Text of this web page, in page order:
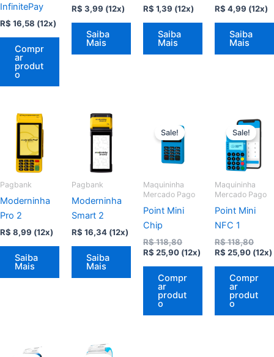
InfinitePay
R$ 16,58 (12x)
Compr
ar
produt
o
R$ 3,99 (12x)
Saiba
Mais
R$ 1,39 (12x)
Saiba
Mais
R$ 4,99 (12x)
Saiba
Mais
Pagbank
Moderninha
Pro 2
R$ 8,99 (12x)
Saiba
Mais
Pagbank
Moderninha
Smart 2
R$ 16,34 (12x)
Saiba
Mais
Sale!
Maquininha
Mercado Pago
Point Mini
Chip
R$118,80O
preço
R$ 118,80.
R$ 25,90O
é:
R$ 25,90.
(12x)
Compr
ar
produt
o
Sale!
Maquininha
Mercado Pago
Point Mini
NFC 1
R$118,80O
R$
R$ 25,90O
é:
R$
(12x)
Compr
ar
produt
o